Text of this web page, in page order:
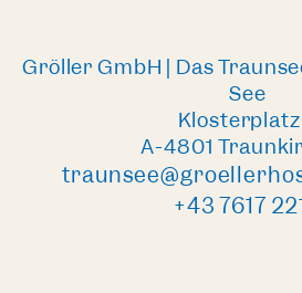
Gröller GmbH | Das
See
A-4801
+43 7617